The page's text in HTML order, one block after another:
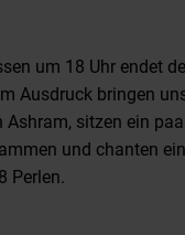
um 18 Uhr endet
Ausdruck bringen
Ashram, sitzen ein
und chanten
Perlen.